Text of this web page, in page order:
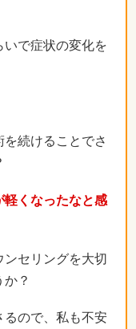
で症状の変化を
続けることでさ
軽くなったなと感
セリングを大切
？
るので、私も不安